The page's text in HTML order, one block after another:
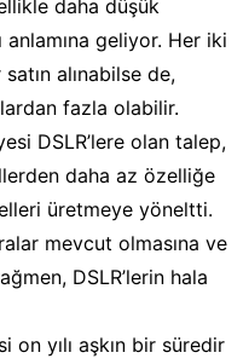
daha düşük
anlamına geliyor. Her iki
alınabilse de,
fazla olabilir.
DSLR’lere olan talep,
daha az özelliğe
üretmeye yöneltti.
mevcut olmasına ve
DSLR’lerin hala
on yılı aşkın bir süredir